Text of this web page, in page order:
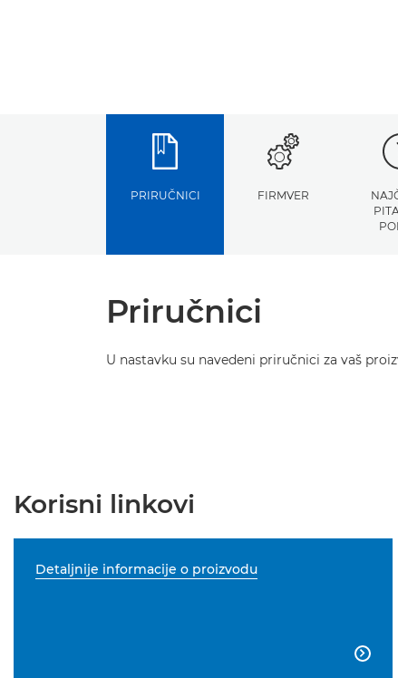
PRIRUČNICI FIRMVER
Priručnici
U nastavku su navedeni priručnici za vaš
Korisni linkovi
Detaljnije informacije o proizvodu
